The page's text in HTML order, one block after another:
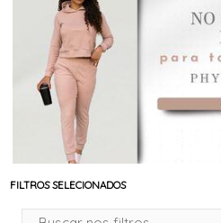
FILTROS SELECIONADOS